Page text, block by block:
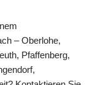
– Oberlohe,
Pfaffenberg,